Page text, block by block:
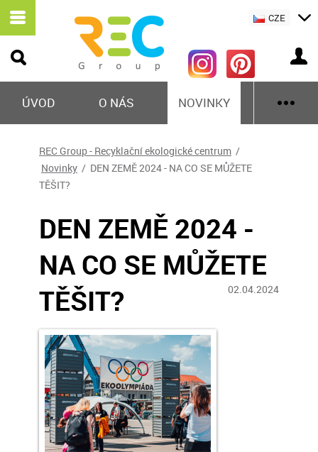
ÚVOD O NÁS NOVINKY
CZE
REC Group - Recyklační ekologické centrum /
Novinky / DEN ZEMĚ 2024 - NA CO SE MŮŽETE
TĚŠIT?
DEN ZEMĚ 2024 -
NA CO SE MŮŽETE
TĚŠIT?
02.04.2024